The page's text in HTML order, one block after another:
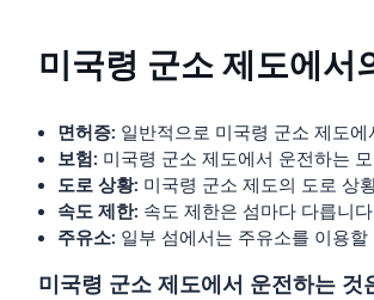
미국령 군소 제도에서
면허증: 일반적으로 미국령 군소 제도
보험: 미국령 군소 제도에서 운전하는
도로 상황: 미국령 군소 제도의 도로 상
속도 제한: 속도 제한은 섬마다 다릅니
주유소: 일부 섬에서는 주유소를 이용
미국령 군소 제도에서 운전하는